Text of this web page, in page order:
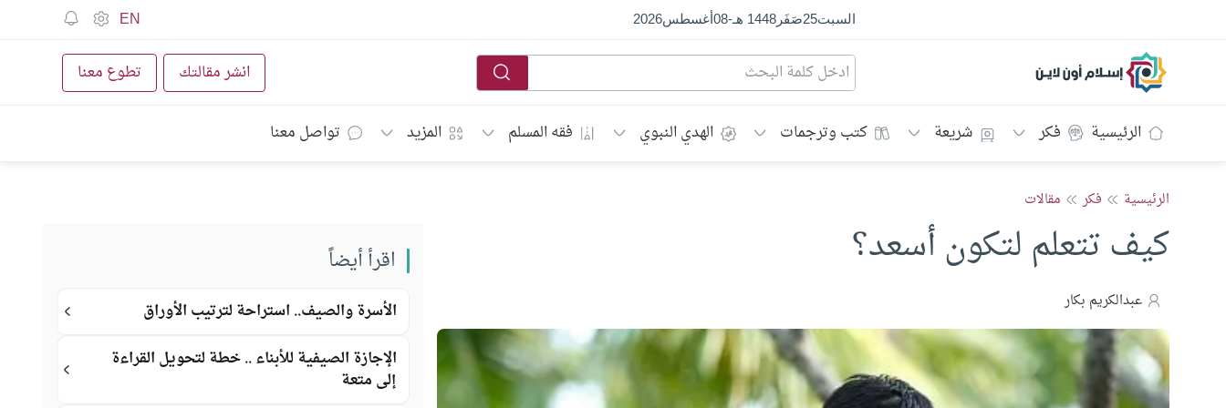
السبت25صَفَر1448 هـ -
08أغسطس2026
EN
إسلام أون لاين انشر مقالتك تطوع معنا
الرئيسية فكر شريعة كتب وترجمات الهدي النبوي فقه المسلم المزيد تواصل معنا
الرئيسية فكر مقالات
كيف تتعلم لتكون أسعد؟
عبدالكريم بكار
اقرأ أيضاً
الأسرة والصيف.. استراحة لترتيب الأوراق
الإجازة الصيفية للأبناء .. خطة لتحويل القراءة
إلى متعة